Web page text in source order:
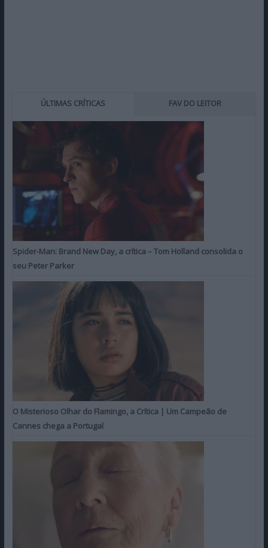
ÚLTIMAS CRÍTICAS FAV DO LEITOR
Spider-Man: Brand New Day, a crítica – Tom Holland consolida o
seu Peter Parker
O Misterioso Olhar do Flamingo, a Crítica | Um Campeão de
Cannes chega a Portugal